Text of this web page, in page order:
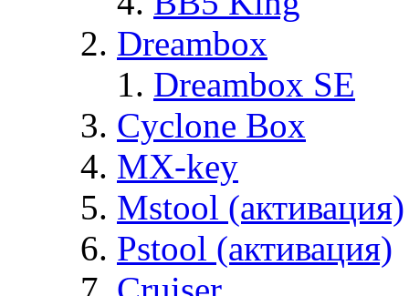
Dreambox
Dreambox SE
Cyclone Box
MX-key
Mstool (активация)
Pstool (активация)